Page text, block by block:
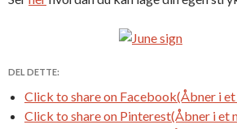
DEL DETTE:
Click to share on Facebook(Åbner i
Click to share on Pinterest(Åbner i et